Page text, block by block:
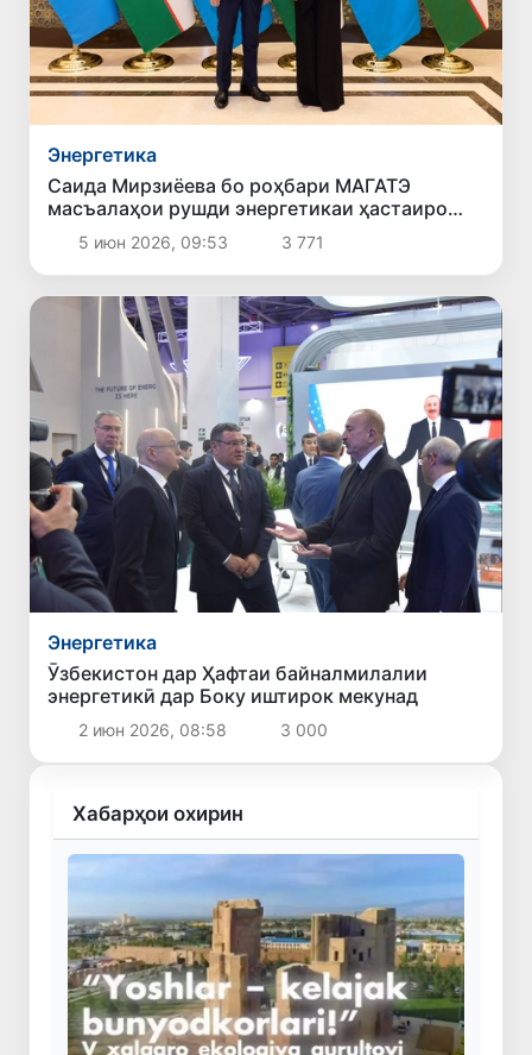
Энергетика
Саида Мирзиёева бо роҳбари МАГАТЭ
масъалаҳои рушди энергетикаи ҳастаиро
дар Ӯзбекистон баррасӣ кард
5 июн 2026, 09:53 3 771
Энергетика
Ӯзбекистон дар Ҳафтаи байналмилалии
энергетикӣ дар Боку иштирок мекунад
2 июн 2026, 08:58 3 000
Хабарҳои охирин